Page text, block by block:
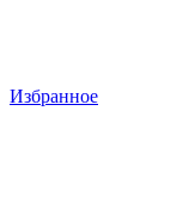
Избранное